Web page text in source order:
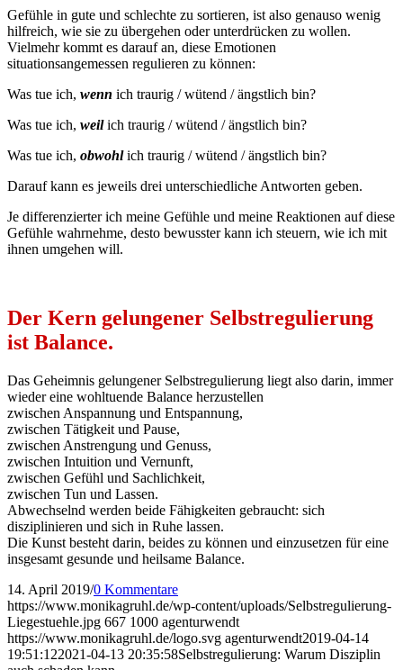
Gefühle in gute und schlechte zu sortieren, ist also genauso wenig
hilfreich, wie sie zu übergehen oder unterdrücken zu wollen.
Vielmehr kommt es darauf an, diese Emotionen
situationsangemessen regulieren zu können:
Was tue ich, wenn ich traurig / wütend / ängstlich bin?
Was tue ich, weilich traurig / wütend / ängstlich bin?
Was tue ich, obwohlich traurig / wütend / ängstlich bin?
Darauf kann es jeweils drei unterschiedliche Antworten geben.
Je differenzierter ich meine Gefühle und meine Reaktionen auf diese
Gefühle wahrnehme, desto bewusster kann ich steuern, wie ich mit
ihnen umgehen will.
Der Kern gelungener Selbstregulierung
ist Balance.
Das Geheimnis gelungener Selbstregulierung liegt also darin, immer
wieder eine wohltuende Balance herzustellen
zwischen Anspannung und Entspannung,
zwischen Tätigkeit und Pause,
zwischen Anstrengung und Genuss,
zwischen Intuition und Vernunft,
zwischen Gefühl und Sachlichkeit,
zwischen Tun und Lassen.
Abwechselnd werden beide Fähigkeiten gebraucht: sich
disziplinieren und sich in Ruhe lassen.
Die Kunst besteht darin, beides zu können und einzusetzen für eine
insgesamt gesunde und heilsame Balance.
14. April 2019/0 Kommentare
https://www.monikagruhl.de/wp-content/uploads/Selbstregulierung-
Liegestuehle.jpg 667 1000 agenturwendt
https://www.monikagruhl.de/logo.svg agenturwendt2019-04-14
19:51:122021-04-13 20:35:58Selbstregulierung: Warum Disziplin